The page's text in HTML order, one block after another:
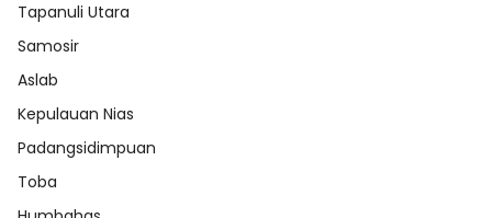
Tapanuli Utara
Samosir
Aslab
Kepulauan Nias
Padangsidimpuan
Toba